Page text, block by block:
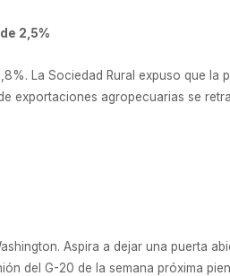
2,5%
La Sociedad Rural expuso que la
exportaciones agropecuarias se
Aspira a dejar una puerta
del G-20 de la semana próxima